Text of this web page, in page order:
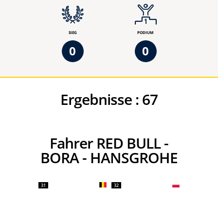
SIEG
0
PODIUM
0
Ergebnisse :67
Fahrer RED BULL -
BORA - HANSGROHE
31 32